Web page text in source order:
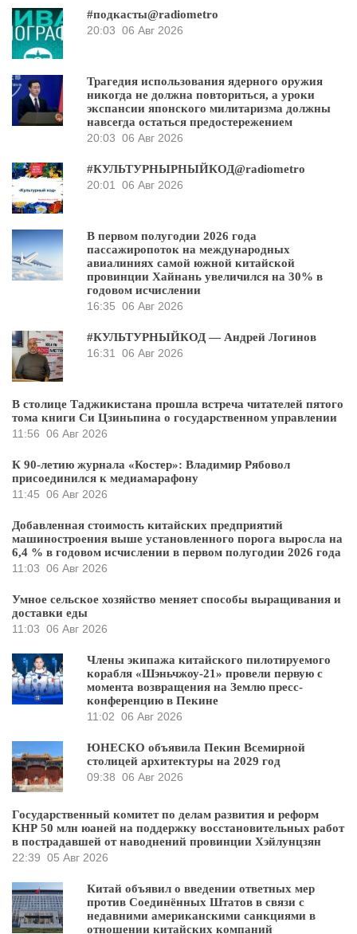
#подкасты@radiometro
20:03 06 Авг 2026
Трагедия использования ядерного оружия
никогда не должна повториться, а уроки
экспансии японского милитаризма должны
навсегда остаться предостережением
20:03 06 Авг 2026
#КУЛЬТУРНЫРНЫЙКОД@radiometro
20:01
06 Авг 2026
В первом полугодии 2026 года
пассажиропоток на международных
авиалиниях самой южной китайской
провинции Хайнань увеличился на 30% в
годовом исчислении
16:35 06 Авг 2026
#КУЛЬТУРНЫЙКОД — Андрей Логинов
16:31
06 Авг 2026
В столице Таджикистана прошла встреча читателей пятого
тома книги Си Цзиньпина о государственном управлении
11:56 06 Авг 2026
К 90-летию журнала «Костер»: Владимир Рябовол
присоединился к медиамарафону
11:45 06 Авг 2026
Добавленная стоимость китайских предприятий
машиностроения выше установленного порога выросла на
6,4 % в годовом исчислении в первом полугодии 2026 года
11:03 06 Авг 2026
Умное сельское хозяйство меняет способы выращивания и
доставки еды
11:03 06 Авг 2026
Члены экипажа китайского пилотируемого
корабля «Шэньчжоу-21» провели первую с
момента возвращения на Землю пресс-
конференцию в Пекине
11:02 06 Авг 2026
ЮНЕСКО объявила Пекин Всемирной
столицей архитектуры на 2029 год
09:38 06 Авг 2026
Государственный комитет по делам развития и реформ
КНР 50 млн юаней на поддержку восстановительных работ
в пострадавшей от наводнений провинции Хэйлунцзян
22:39 05 Авг 2026
Китай объявил о введении ответных мер
против Соединённых Штатов в связи с
недавними американскими санкциями в
отношении китайских компаний